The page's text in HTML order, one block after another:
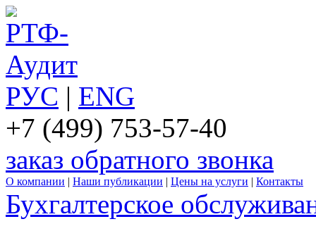
РУС | ENG
+7 (499) 753-57-40
заказ обратного звонка
О компании | Наши публикации | Цены на услуги | Контакты
Бухгалтерское